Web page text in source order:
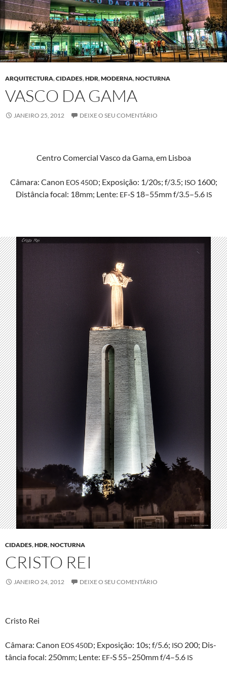
ARQUITECTURA,CIDADES,HDR,MODERNA,NOCTURNA
VASCO DA GAMA
JANEIRO 25, 2012 DEIXE O SEU COMENTÁRIO
Cen­tro Com­er­cial Vas­co da Gama, em Lisboa
Câmara: Canon EOS 450D; Exposição: 1/20s; f/3.5; ISO1600;
Dis­tân­cia focal: 18mm; Lente: EF‑S 18–55mm f/3.5–5.6 IS
CIDADES,HDR,NOCTURNA
CRISTO REI
JANEIRO 24, 2012 DEIXE O SEU COMENTÁRIO
Cristo Rei
Câmara: Canon EOS450D; Exposição: 10s; f/5.6; ISO 200; Dis­
tân­cia focal: 250mm; Lente: EF‑S 55–250mm f/4–5.6 IS